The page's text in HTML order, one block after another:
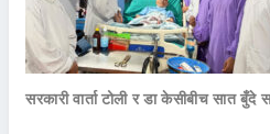
सरकारी वार्ता टोली र डा केसीबीच सात